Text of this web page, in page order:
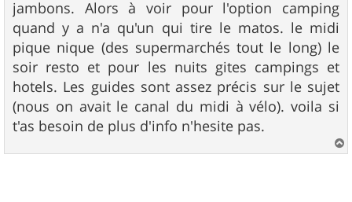
jambons. Alors à voir pour l'option camping
quand y a n'a qu'un qui tire le matos. le midi
pique nique (des supermarchés tout le long) le
soir resto et pour les nuits gites campings et
hotels. Les guides sont assez précis sur le sujet
(nous on avait le canal du midi à vélo). voila si
t'as besoin de plus d'info n'hesite pas.
a